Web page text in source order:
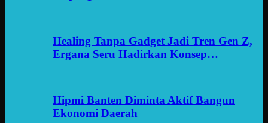
Healing Tanpa Gadget Jadi Tren Gen Z,
Ergana Seru Hadirkan Konsep…
Hipmi Banten Diminta Aktif Bangun
Ekonomi Daerah